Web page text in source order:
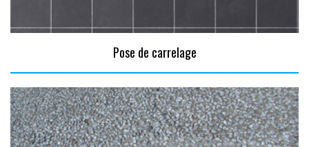
Pose de carrelage